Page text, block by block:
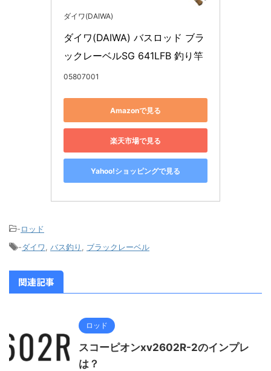
ダイワ(DAIWA)
ダイワ(DAIWA) バスロッド ブラ
ックレーベルSG 641LFB 釣り竿
05807001
Amazonで見る
楽天市場で見る
Yahoo!ショッピングで見る
-ロッド
-ダイワ, バス釣り , ブラックレーベル
関連記事
ロッド
スコーピオンxv2602R-2のインプレ
は？